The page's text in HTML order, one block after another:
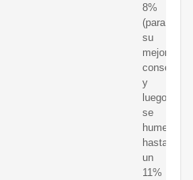
8%
(para
su
mejor
y
luego
se
hasta
un
11%